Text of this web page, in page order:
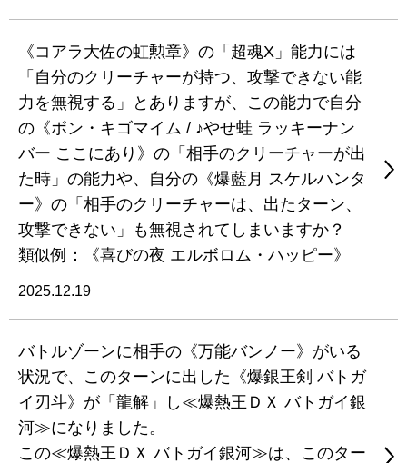
《コアラ大佐の虹勲章》の「超魂X」能力には
「自分のクリーチャーが持つ、攻撃できない能
力を無視する」とありますが、この能力で自分
の《ボン・キゴマイム / ♪やせ蛙 ラッキーナン
バー ここにあり》の「相手のクリーチャーが出
た時」の能力や、自分の《爆藍月 スケルハンタ
ー》の「相手のクリーチャーは、出たターン、
攻撃できない」も無視されてしまいますか？
類似例：《喜びの夜 エルボロム・ハッピー》
2025.12.19
バトルゾーンに相手の《万能バンノー》がいる
状況で、このターンに出した《爆銀王剣 バトガ
イ刃斗》が「龍解」し≪爆熱王ＤＸ バトガイ銀
河≫になりました。
この≪爆熱王ＤＸ バトガイ銀河≫は、このター